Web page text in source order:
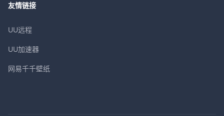
友情链接
UU远程
UU加速器
网易千千壁纸